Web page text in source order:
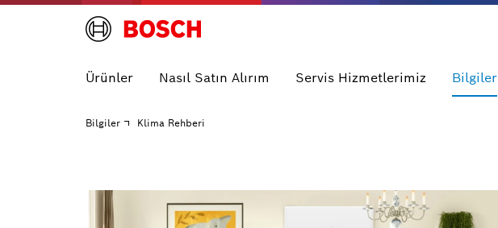
Ürünler Nasıl Satın Alırım Servis Hizmetlerimiz Bilgiler
Bilgiler Klima Rehberi